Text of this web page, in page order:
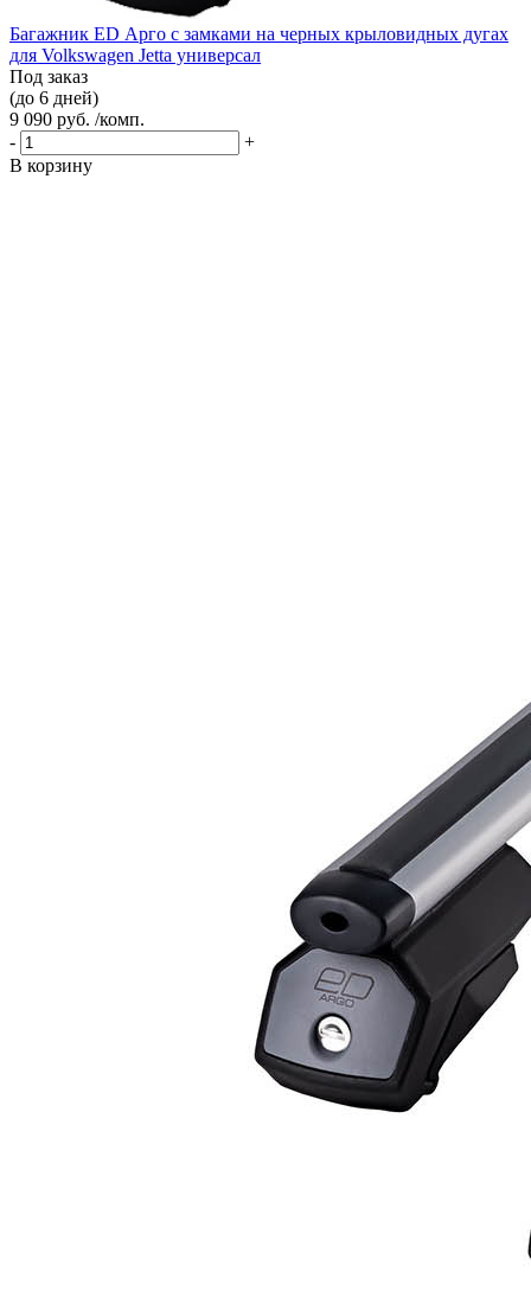
Багажник ED Арго с замками на черных крыловидных дугах
для Volkswagen Jetta универсал
Под заказ
(до 6 дней)
9 090 руб. /комп.
-
+
В корзину